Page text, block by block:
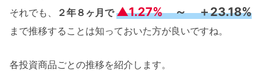
それでも、
２年８ヶ月で▲1.27%～ ＋23.18%
まで推移することは知っておいた方が良いですね。
各投資商品ごとの推移を紹介します。